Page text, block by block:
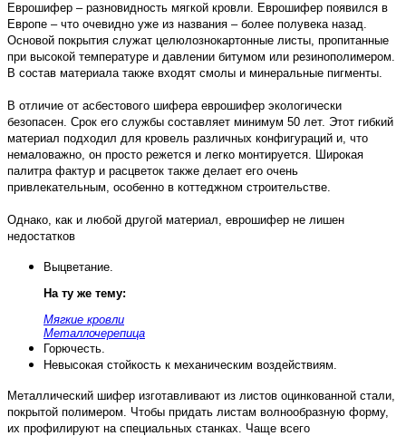
Еврошифер – разновидность мягкой кровли. Еврошифер появился в
Европе – что очевидно уже из названия – более полувека назад.
Основой покрытия служат целюлознокартонные листы, пропитанные
при высокой температуре и давлении битумом или резинополимером.
В состав материала также входят смолы и минеральные пигменты.
В отличие от асбестового шифера еврошифер экологически
безопасен. Срок его службы составляет минимум 50 лет. Этот гибкий
материал подходил для кровель различных конфигураций и, что
немаловажно, он просто режется и легко монтируется. Широкая
палитра фактур и расцветок также делает его очень
привлекательным, особенно в коттеджном строительстве.
Однако, как и любой другой материал, еврошифер не лишен
недостатков
Выцветание.
На ту же тему:
Мягкие кровли
Металлочерепица
Горючесть.
Невысокая стойкость к механическим воздействиям.
Металлический шифер изготавливают из листов оцинкованной стали,
покрытой полимером. Чтобы придать листам волнообразную форму,
их профилируют на специальных станках. Чаще всего